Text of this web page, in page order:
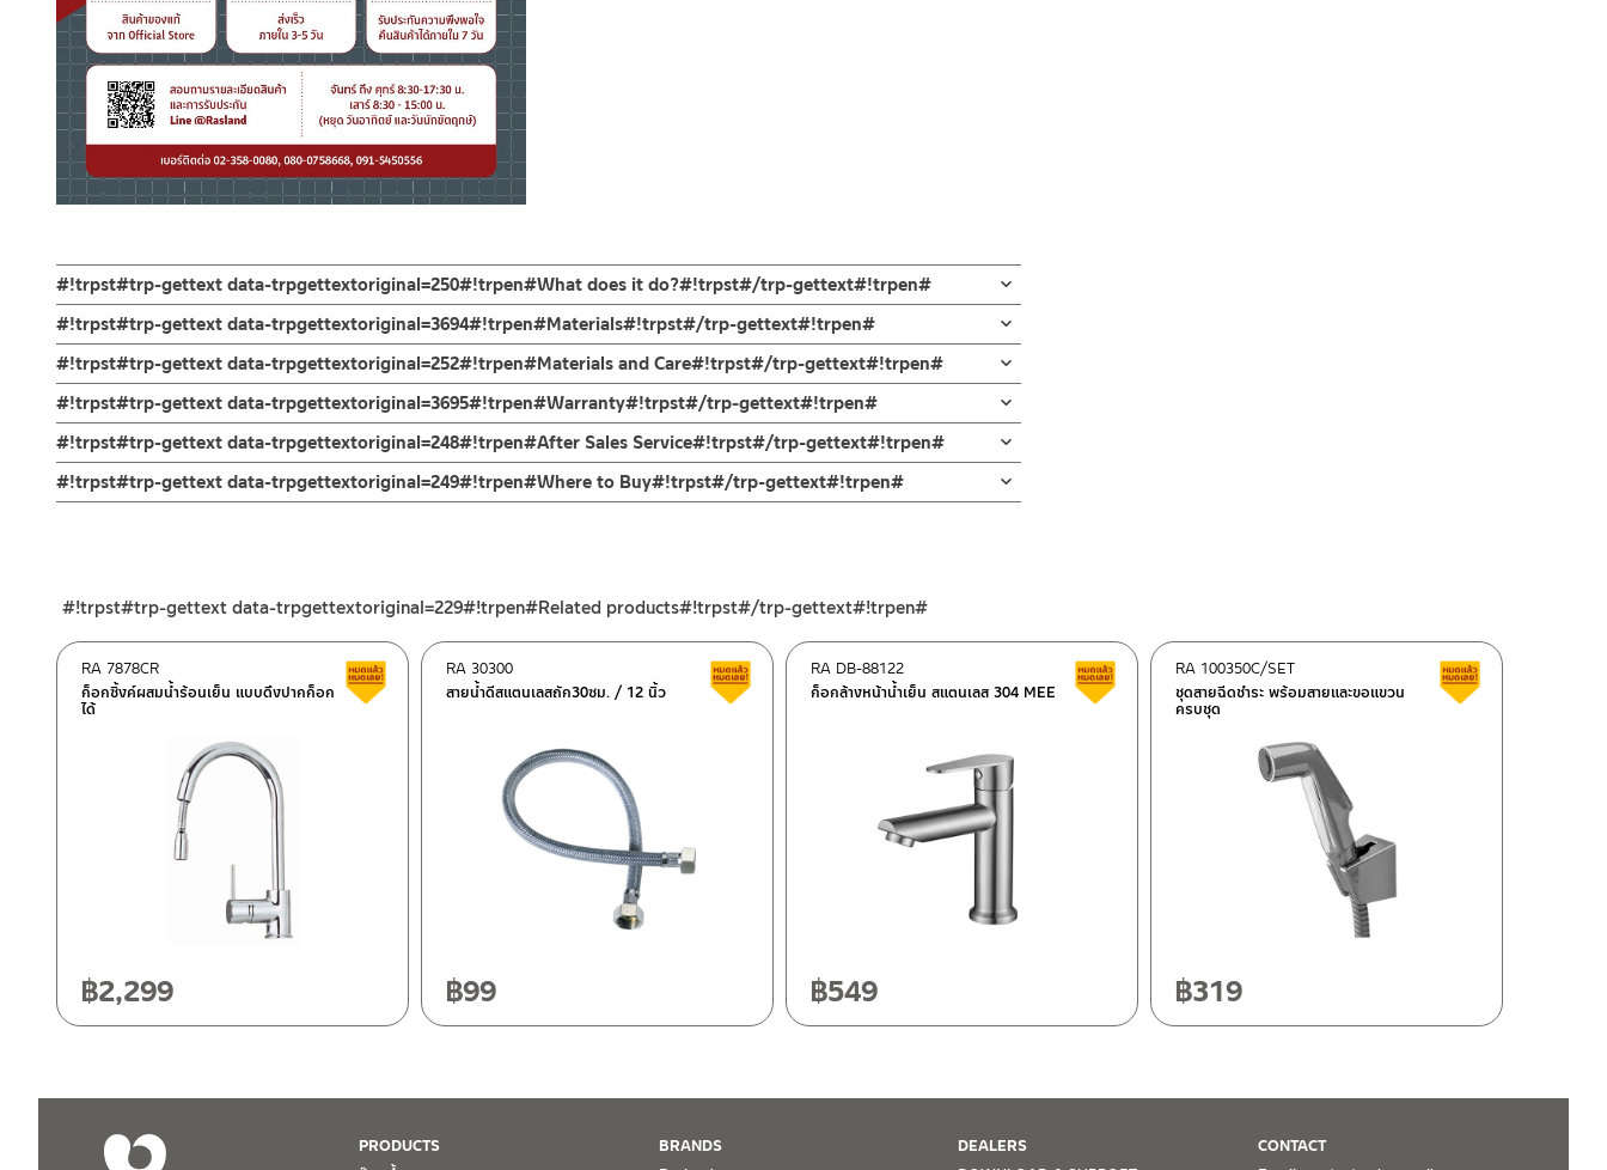
#!trpst#trp-gettext data-trpgettextoriginal=250#!trpen#What does it do?#!trpst#/trp-gettext#!trpen#
ก๊อกผสมอ่างอาบน้ำ ก๊อกอาบน้ำแบบติดตั้งขึ้นจากพื้น ผสมน้ำร้อน-เย็น ผลิตจากทองเหลือง ชุบโครเมียม
ต้านการการกัดกร่อน มีความเงางามเมื่อทำการชุบสี ให้ความแรงของน้ำ จากการผสมของสองท่อ และ การออกแบบ
ที่มีมือจับเป็นทรงก้านโยก ให้ความรู้สึกร่วมสมัย ส่งเสริม ความรู้สึกที่สวยงามและหรูหราของก๊อกในขณะเปิดน้ำ
ก๊อกออกแบบให้สามารถเปลี่ยนทิศทางน้ำได้ด้วยปุ่มเปลี่ยนทิศทางน้ำ ให้สามารถเปลี่ยนน้ำระหว่างอ่างอาบน้ำไปยังฝักบัวมือ
ช่วยเพิ่มประสบการณ์การอาบน้ำได้อย่างดีเยี่ยม เพื่อเป็นการยืนยันความคงทนของวาล์วน้ำ จึงกล้ารับประกัน 10 ปี เต็ม
ติดตั้งแบบขึ้นจากพื้นพร้อมฝักบัวมือครบชุดแบบไมโครโฟนทรงสี่เหลี่ยม สายขนาดความยาว 150 ซม .
ตัวก๊อกออกแบบให้ก๊อกมีปุ่มเปลี่ยนทิศทางน้ำสำหรับปล่อยน้ำลงอ่างไปยังฝักบัวมือ ออกแบบสไตล์โมเดิร์น
#!trpst#trp-gettext data-trpgettextoriginal=3694#!trpen#Materials#!trpst#/trp-gettext#!trpen#
ผลิตจากทองเหลืองคุณภาพดี
ทนทานและแข็งแรง ต้านการการกัดกร่อน มีความเงางามเมื่อทำการชุบสี และไม่ขึ้นสนิม
#!trpst#trp-gettext data-trpgettextoriginal=252#!trpen#Materials and Care#!trpst#/trp-gettext#!trpen#
คำแนะนำในการดูแลรักษาผลิตภัณฑ์
1. ไม่ทำสินค้าให้เกิดความเสียหายอื่น ๆ นอกจากการใช้งานปกติ เช่นไม่ทำตก ไม่งัดหรือโยกสินค้าแรงๆ
2. ทำความสะอาดสินค้าโดยการใช้ผ้านุ่มๆชุบน้ำหมาดๆแล้วเช็ดให้แห้ง
3. ห้ามใช้สารเคมีที่มีฤทธิ์เป็นกรด ในการทำความสะอาด เนื่องจากผิวของสินค้าจะเสียหายได้
4. ห้ามใช้แปรง วัสดุแข็ง หยาบ ห้ามใช้ฝอยขัดทำความสะอาด ขัดหรือถู บนตัวสินค้า ซึ่งจะสร้างความเสียหายให้เกิดขึ้นกับผิวของสินค้าได้
#!trpst#trp-gettext data-trpgettextoriginal=3695#!trpen#Warranty#!trpst#/trp-gettext#!trpen#
รับประกันไส้วาล์ว 10 ปี
#!trpst#trp-gettext data-trpgettextoriginal=248#!trpen#After Sales Service#!trpst#/trp-gettext#!trpen#
ช่องทางออนไลน์
– Email: contact@charnpaiboon.com
ศูนย์บริการและอะไหล่ กรุงเทพฯ
662/61-62 ถนน พระราม3 แขวงบางโพงพาง เขตยานนาวา กรุงเทพฯ 10120
โทร: 02-358-0080 / 080-075-8668 / 091-545-0556
เชียงใหม่
โทร: 080-075-2626
วันเสาร์ เวลา 8:30-15:00 น.
#!trpst#trp-gettext data-trpgettextoriginal=249#!trpen#Where to Buy#!trpst#/trp-gettext#!trpen#
–Lazada
ติดต่อพนักงานขาย / Contact Sales Staff
โทร: 02-285-5795
LINE:
ติดต่อ ชาญไพบูลย์ / Contact Us
#!trpst#trp-gettext data-trpgettextoriginal=229#!trpen#Related products#!trpst#/trp-gettext#!trpen#
ก็อกซิ้งค์ผสมน้ำร้อนเย็น แบบดึงปากก็อก
ได้
RA 7878CR สินค้าลดราคา เคลียร์สต็อก
฿2,299
สายน้ำดีสแตนเลสถัก30ซม. / 12 นิ้ว
RA 30300 สินค้าลดราคา เคลียร์สต็อก
฿99
ก็อกล้างหน้าน้ำเย็น สแตนเลส 304 MEE
RA DB-88122 สินค้าลดราคา เคลียร์สต็อก
฿549
ชุดสายฉีดชำระ พร้อมสายและขอแขวน
ครบชุด
RA 100350C/SET สินค้าลดราคา เคลี
฿319
PRODUCTS
BRANDS
DEALERS
CONTACT